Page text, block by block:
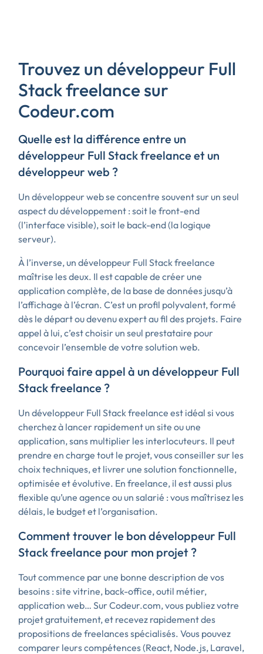
Trouvez un développeur Full
Stack freelance sur
Codeur.com
Quelle est la différence entre un
développeur Full Stack freelance et un
développeur web ?
Un développeur web se concentre souvent sur un seul
aspect du développement : soit le front-end
(l’interface visible), soit le back-end (la logique
serveur).
À l’inverse, un développeur Full Stack freelance
maîtrise les deux. Il est capable de créer une
application complète, de la base de données jusqu’à
l’affichage à l’écran. C’est un profil polyvalent, formé
dès le départ ou devenu expert au fil des projets. Faire
appel à lui, c’est choisir un seul prestataire pour
concevoir l’ensemble de votre solution web.
Pourquoi faire appel à un développeur Full
Stack freelance ?
Un développeur Full Stack freelance est idéal si vous
cherchez à lancer rapidement un site ou une
application, sans multiplier les interlocuteurs. Il peut
prendre en charge tout le projet, vous conseiller sur les
choix techniques, et livrer une solution fonctionnelle,
optimisée et évolutive. En freelance, il est aussi plus
flexible qu’une agence ou un salarié : vous maîtrisez les
délais, le budget et l’organisation.
Comment trouver le bon développeur Full
Stack freelance pour mon projet ?
Tout commence par une bonne description de vos
besoins : site vitrine, back-office, outil métier,
application web… Sur Codeur.com, vous publiez votre
projet gratuitement, et recevez rapidement des
propositions de freelances spécialisés. Vous pouvez
comparer leurs compétences (React, Node.js, Laravel,